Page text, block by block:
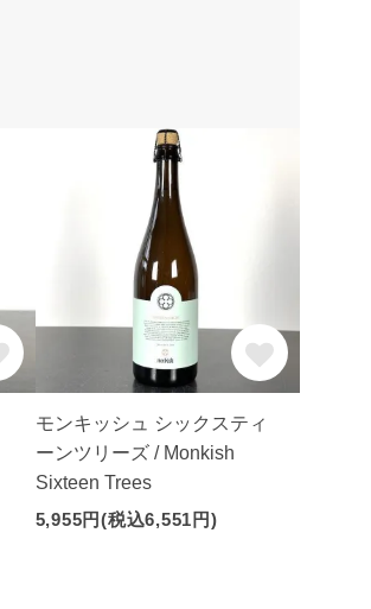
モンキッシュ シックスティ
ーンツリーズ / Monkish
Sixteen Trees
5,955円(税込6,551円)